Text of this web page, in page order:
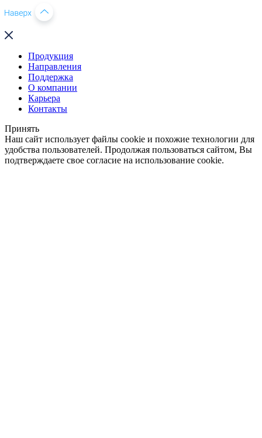
Продукция
Направления
Поддержка
О компании
Карьера
Контакты
Принять
Наш сайт использует файлы cookie и похожие технологии для
удобства пользователей. Продолжая пользоваться сайтом, Вы
подтверждаете свое согласие на использование cookie.